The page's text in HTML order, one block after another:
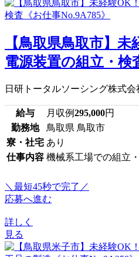
【鳥取県鳥取市】未
電源装置の組立・検
日研トータルソーシング株式会
給与 月収例295,000円
勤務地
鳥取県 鳥取市
寮・社宅 あり
仕事内容 機械系工場での組立
＼最短45秒で完了／
応募へ進む
詳しく
見る